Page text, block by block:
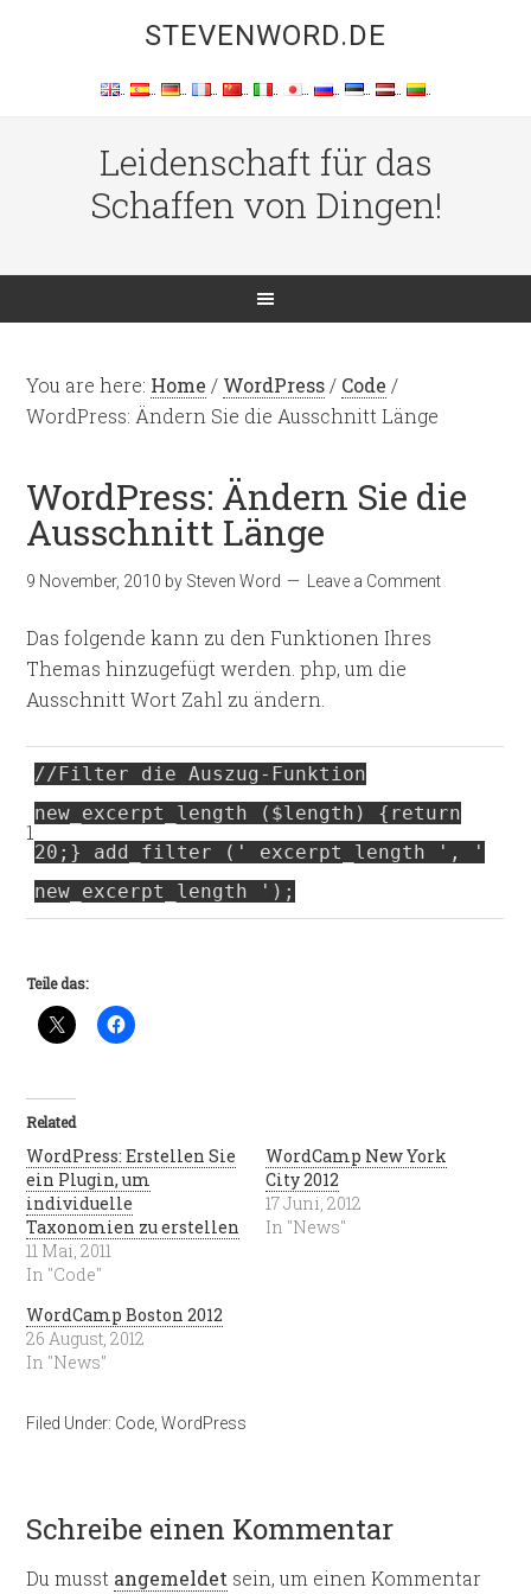
STEVENWORD.DE
Leidenschaft für das
Schaffen von Dingen!
You are here: Home / WordPress / Code /
WordPress: Ändern Sie die Ausschnitt Länge
WordPress: Ändern Sie die
Ausschnitt Länge
9 November, 2010 by Steven Word Leave a Comment
Das folgende kann zu den Funktionen Ihres
Themas hinzugefügt werden. php, um die
Ausschnitt Wort Zahl zu ändern.
1
//Filter die Auszug-Funktion
new_excerpt_length ($length) {return
20;} add_filter (' excerpt_length ', '
new_excerpt_length ');
Teile das:
Related
WordPress: Erstellen Sie
ein Plugin, um
individuelle
Taxonomien zu erstellen
11 Mai, 2011
In "Code"
WordCamp New York
City 2012
17 Juni, 2012
In "News"
WordCamp Boston 2012
26 August, 2012
In "News"
Filed Under: Code ,WordPress
Schreibe einen Kommentar
Du musst angemeldet sein, um einen Kommentar